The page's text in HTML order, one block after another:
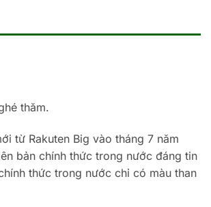
thăm.
từ Rakuten Big vào tháng 7 năm
bản chính thức trong nước đáng tin
thức trong nước chỉ có màu than